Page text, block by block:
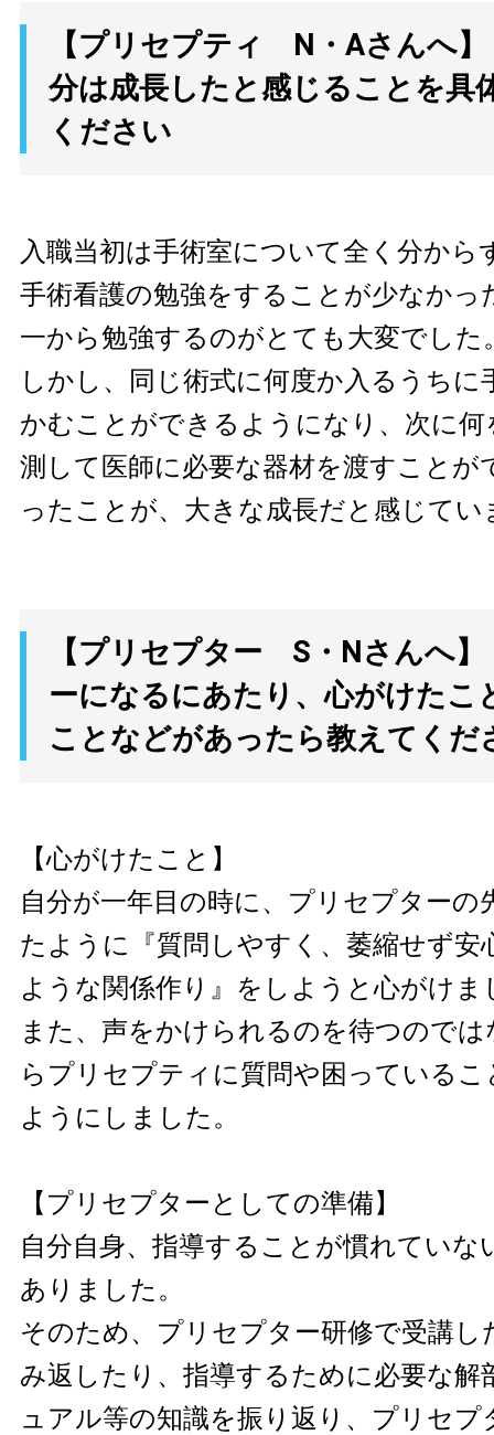
【プリセプティ N・Aさんへ
分は成長したと感じることを具
ください
入職当初は手術室について全く分から
手術看護の勉強をすることが少なかっ
一から勉強するのがとても大変でした
しかし、同じ術式に何度か入るうちに
かむことができるようになり、次に
測して医師に必要な器材を渡すことが
ったことが、大きな成長だと感じてい
【プリセプター S・Nさんへ
ーになるにあたり、心がけたこ
ことなどがあったら教えてくだ
【心がけたこと】
自分が一年目の時に、プリセプターの
たように『質問しやすく、萎縮せず安
ような関係作り』をしようと心がけま
また、声をかけられるのを待つので
らプリセプティに質問や困っている
ようにしました。
【プリセプターとしての準備】
自分自身、指導することが慣れていな
ありました。
そのため、プリセプター研修で受講し
み返したり、指導するために必要な解
ュアル等の知識を振り返り、プリセプ